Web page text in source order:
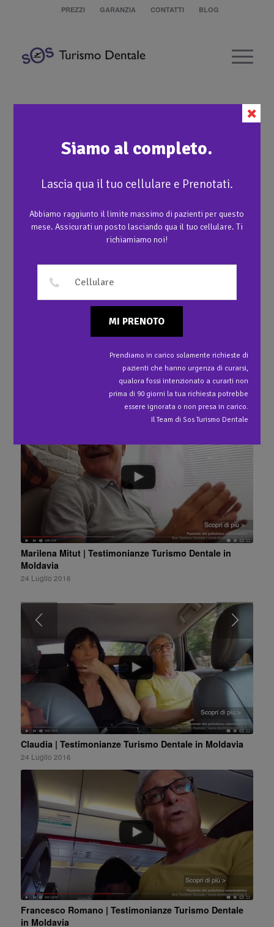
PREZZI GARANZIA CONTATTI BLOG
1
Premolare sinistro a Premolare destro
Ti potrebbe interessare anche…
Marilena Mitut | Testimonianze Turismo Dentale in
Moldavia
24 Luglio 2016
Claudia | Testimonianze Turismo Dentale in Moldavia
24 Luglio 2016
Francesco Romano | Testimonianze Turismo Dentale
in Moldavia
Siamo al completo.
Lascia qua il tuo cellulare e Prenotati.
Abbiamo raggiunto il limite massimo di pazienti per questo
mese. Assicurati un posto lasciando qua il tuo cellulare. Ti
richiamiamo noi!
MI PRENOTO
Prendiamo in carico solamente richieste di
pazienti che hanno urgenza di curarsi,
qualora fossi intenzionato a curarti non
prima di 90 giorni la tua richiesta potrebbe
essere ignorata o non presa in carico.
Il Team di Sos Turismo Dentale